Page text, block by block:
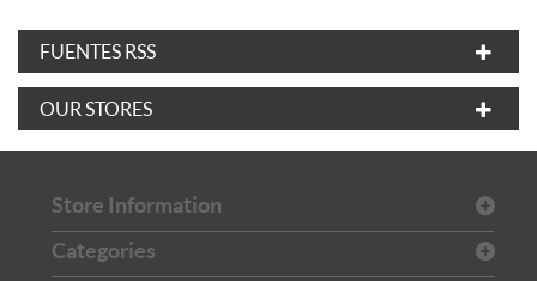
FUENTES RSS
OUR STORES
Store Information
Categories